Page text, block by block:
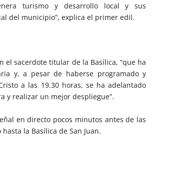
turismo y desarrollo local y sus
del municipio”, explica el primer edil.
el sacerdote titular de la Basílica, “que ha
y, a pesar de haberse programado y
a las 19.30 horas, se ha adelantado
y realizar un mejor despliegue”.
en directo pocos minutos antes de las
la Basílica de San Juan.